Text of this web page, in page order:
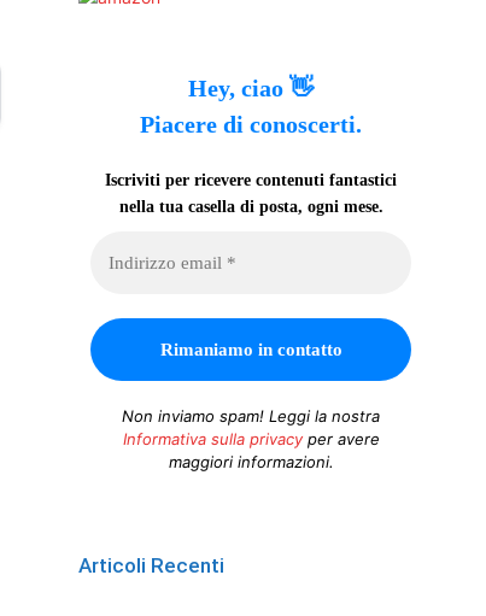
Hey, ciao 👋
Piacere di conoscerti.
Iscriviti per ricevere contenuti fantastici
nella tua casella di posta, ogni mese.
Non inviamo spam! Leggi la nostra
Informativa sulla privacyper avere
maggiori informazioni.
Articoli Recenti